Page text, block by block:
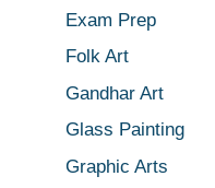
Exam Prep
Folk Art
Gandhar Art
Glass Painting
Graphic Arts